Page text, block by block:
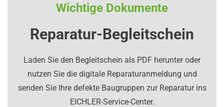
Wichtige Dokumente
Reparatur-Begleitschein
Laden Sie den Begleitschein als PDF herunter oder
nutzen Sie die digitale Reparaturanmeldung und
senden Sie Ihre defekte Baugruppen zur Reparatur ins
EICHLER-Service-Center.